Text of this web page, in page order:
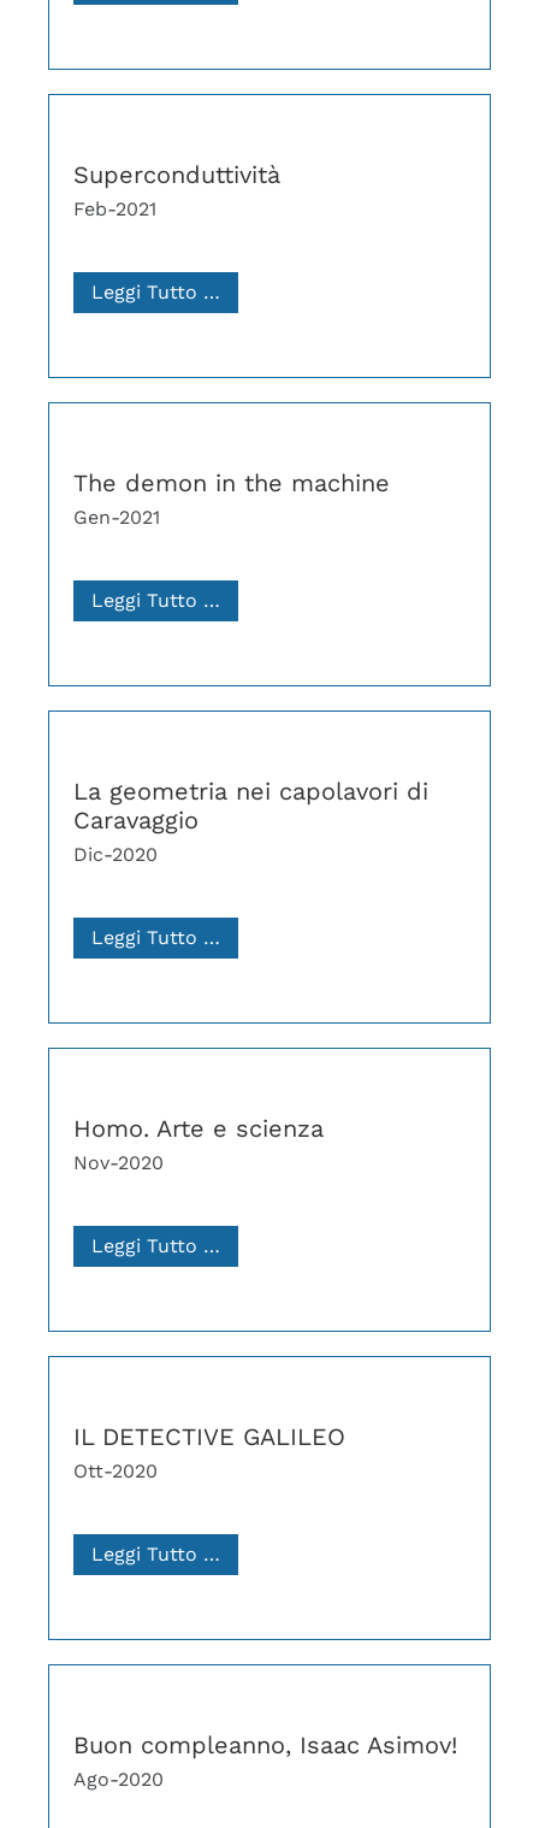
Superconduttività
Feb-2021
Leggi Tutto …
The demon in the machine
Gen-2021
Leggi Tutto …
La geometria nei capolavori di
Caravaggio
Dic-2020
Leggi Tutto …
Homo. Arte e scienza
Nov-2020
Leggi Tutto …
IL DETECTIVE GALILEO
Ott-2020
Leggi Tutto …
Buon compleanno, Isaac Asimov!
Ago-2020